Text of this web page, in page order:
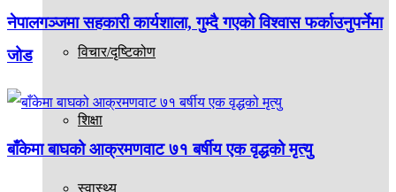
विचार/दृष्टिकोण
शिक्षा
स्वास्थ्य
नेपालगञ्जमा सहकारी कार्यशाला, गुम्दै गएको विश्वास फर्काउनुपर्नेमा
जोड
बाँकेमा बाघको आक्रमणवाट ७१ बर्षीय एक वृद्धको मृत्यु